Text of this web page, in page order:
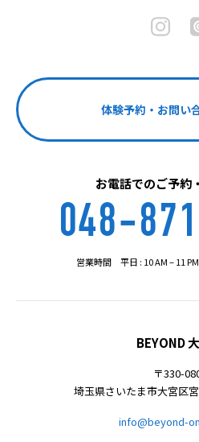
体験予約・お問い
お電話でのご予約
048-
営業時間 平日 : 10 AM – 11 PM
BEYOND
〒330-
埼玉県さいたま市大宮区
info@beyond-